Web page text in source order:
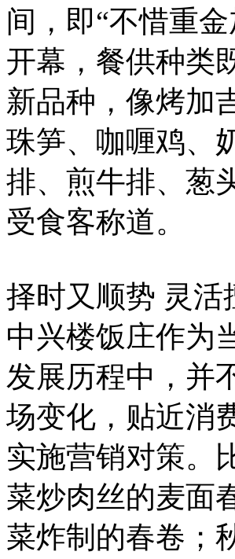
间，即“不惜重
开幕，餐供种类
新品种，像烤加
珠笋、咖喱鸡、
排、煎牛排、葱
受食客称道。
择时又顺势 灵活
中兴楼饭庄作为
发展历程中，并
场变化，贴近消
实施营销对策。
菜炒肉丝的麦面
菜炸制的春卷；